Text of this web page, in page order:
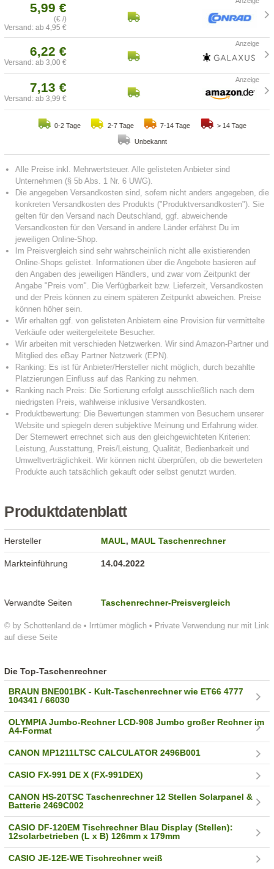
5,99 €
(€ /)
Versand: ab 4,95 €
6,22 €
Versand: ab 3,00 €
7,13 €
Versand: ab 3,99 €
0-2 Tage 2-7 Tage 7-14 Tage > 14 Tage
Unbekannt
Produktdatenblatt
© by Schottenland.de • Irrtümer möglich • Private Verwendung nur mit Link
auf diese Seite
Hersteller MAUL,MAUL Taschenrechner
Markteinführung 14.04.2022
Verwandte Seiten Taschenrechner-Preisvergleich
Die Top-Taschenrechner
BRAUN BNE001BK - Kult-Taschenrechner wie ET66 4777
104341 / 66030
OLYMPIA Jumbo-Rechner LCD-908 Jumbo großer Rechner im
A4-Format
CANON MP1211LTSC CALCULATOR 2496B001
CASIO FX-991 DE X (FX-991DEX)
CANON HS-20TSC Taschenrechner 12 Stellen Solarpanel &
Batterie 2469C002
CASIO DF-120EM Tischrechner Blau Display (Stellen):
12solarbetrieben (L x B) 126mm x 179mm
CASIO JE-12E-WE Tischrechner weiß